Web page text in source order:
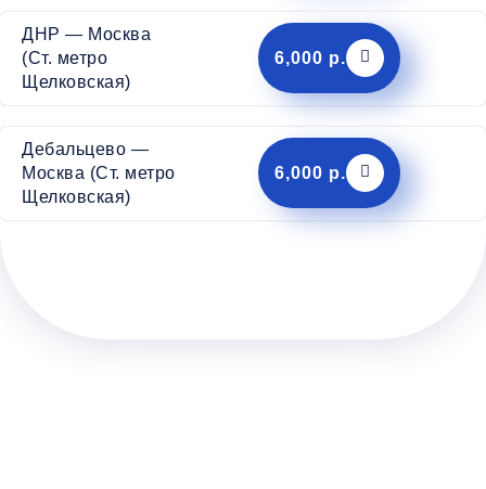
ДНР — Москва
(Ст. метро
Щелковская)
6,000 р.
Дебальцево —
Москва (Ст. метро
Щелковская)
6,000 р.